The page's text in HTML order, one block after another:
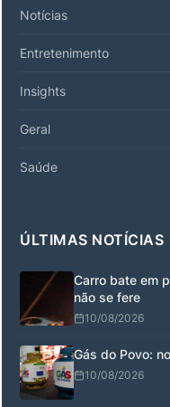
Notícias
Entretenimento
Insights
Geral
Saúde
ÚLTIMAS NOTÍCIAS
Carro bate em
não se fere
10/08/2026
Gás do Povo:
10/08/2026